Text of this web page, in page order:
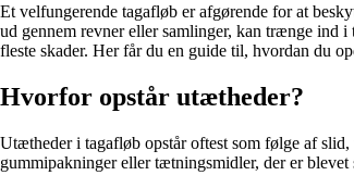
Et velfungerende tagafløb er afgørende for at
ud gennem revner eller samlinger, kan trænge
fleste skader. Her får du en guide til, hvordan du
Hvorfor opstår utætheder?
Utætheder i tagafløb opstår oftest som følge af
gummipakninger eller tætningsmidler, der er blevet